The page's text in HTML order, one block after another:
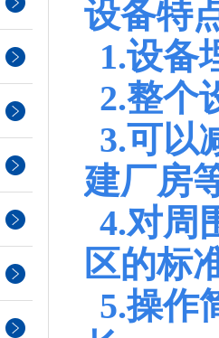
设备特
1.设备
2.整个
3.可以
建厂房
4.对周
区的标
5.操作